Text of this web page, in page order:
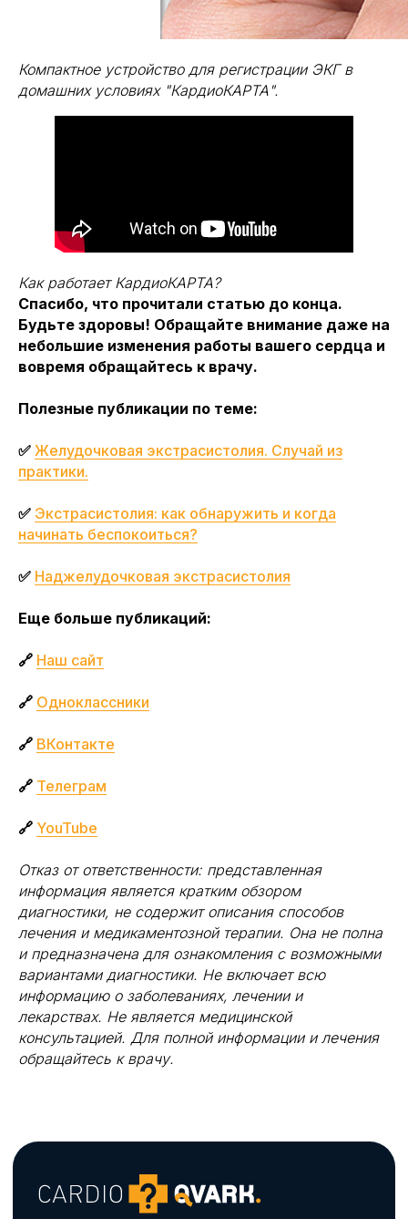
Компактное устройство для регистрации ЭКГ в
домашних условиях "КардиоКАРТА".
Как работает КардиоКАРТА?
Спасибо, что прочитали статью до конца.
Будьте здоровы! Обращайте внимание даже на
небольшие изменения работы вашего сердца и
вовремя обращайтесь к врачу.
Полезные публикации по теме:
✅ Желудочковая экстрасистолия. Случай из
практики.
✅ Экстрасистолия: как обнаружить и когда
начинать беспокоиться?
✅ Наджелудочковая экстрасистолия
Еще больше публикаций:
🔗 Наш сайт
🔗 Одноклассники
🔗 ВКонтакте
🔗 Телеграм
🔗 YouTube
Отказ от ответственности: представленная
информация является кратким обзором
диагностики, не содержит описания способов
лечения и медикаментозной терапии. Она не полна
и предназначена для ознакомления с возможными
вариантами диагностики. Не включает всю
информацию о заболеваниях, лечении и
лекарствах. Не является медицинской
консультацией. Для полной информации и лечения
обращайтесь к врачу.